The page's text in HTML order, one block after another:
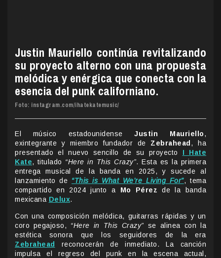
Justin Mauriello continúa revitalizando
su proyecto alterno con una propuesta
melódica y enérgica que conecta con la
esencia del punk californiano.
Foto: instagram.com/ihatekatemusic/
El músico estadounidenseJustin Mauriello,
exintegrante y miembro fundador de Zebrahead , ha
presentado el nuevo sencillo de su proyecto I Hate
Kate, titulado “Here in This Crazy”. Esta es la primera
entrega musical de la banda en 2025, y sucede al
lanzamiento de “This is What We’re Living For”, tema
compartido en 2024 junto a Mo Pérez de la banda
mexicana Delux.
Con una composición melódica, guitarras rápidas y un
coro pegajoso, “Here in This Crazy” se alinea con la
estética sonora que los seguidores de la era
Zebrahead
reconocerán de inmediato. La canción
impulsa el regreso del punk en la escena actual,